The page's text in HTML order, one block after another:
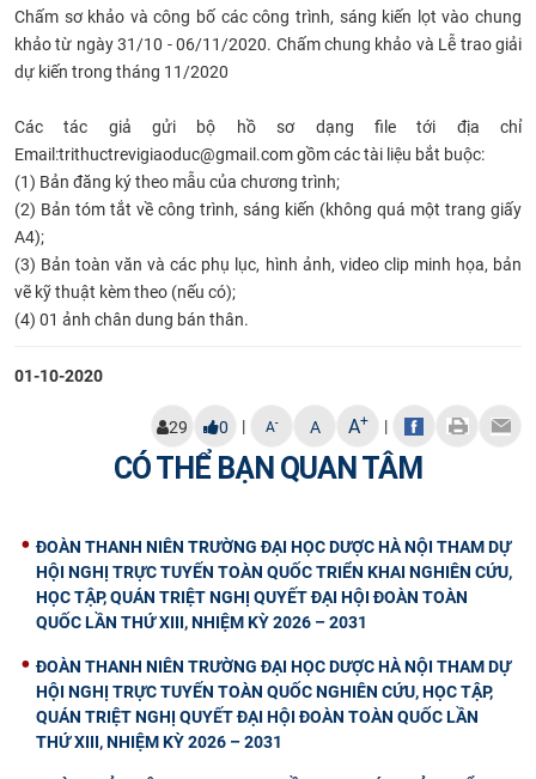
Chấm sơ khảo và công bố các công trình, sáng kiến lọt vào chung
khảo từ ngày 31/10 - 06/11/2020. Chấm chung khảo và Lễ trao giải
dự kiến trong tháng 11/2020
Các tác giả gửi bộ hồ sơ dạng file tới địa chỉ
Email:trithuctrevigiaoduc@gmail.com gồm các tài liệu bắt buộc:
(1) Bản đăng ký theo mẫu của chương trình;
(2) Bản tóm tắt về công trình, sáng kiến (không quá một trang giấy
A4);
(3) Bản toàn văn và các phụ lục, hình ảnh, video clip minh họa, bản
vẽ kỹ thuật kèm theo (nếu có);
(4) 01 ảnh chân dung bán thân.
01-10-2020
29 0 | A- A A+ |
CÓ THỂ BẠN QUAN TÂM
ĐOÀN THANH NIÊN TRƯỜNG ĐẠI HỌC DƯỢC HÀ NỘI THAM DỰ
HỘI NGHỊ TRỰC TUYẾN TOÀN QUỐC TRIỂN KHAI NGHIÊN CỨU,
HỌC TẬP, QUÁN TRIỆT NGHỊ QUYẾT ĐẠI HỘI ĐOÀN TOÀN
QUỐC LẦN THỨ XIII, NHIỆM KỲ 2026 – 2031
ĐOÀN THANH NIÊN TRƯỜNG ĐẠI HỌC DƯỢC HÀ NỘI THAM DỰ
HỘI NGHỊ TRỰC TUYẾN TOÀN QUỐC NGHIÊN CỨU, HỌC TẬP,
QUÁN TRIỆT NGHỊ QUYẾT ĐẠI HỘI ĐOÀN TOÀN QUỐC LẦN
THỨ XIII, NHIỆM KỲ 2026 – 2031